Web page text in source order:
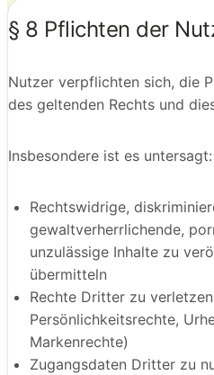
§ 8 Pflichten der
Nutzer verpflichten sich, die
des geltenden Rechts und
Insbesondere ist es untersagt:
Rechtswidrige,
gewaltverherrlichende,
unzulässige Inhalte zu
übermitteln
Rechte Dritter zu
Persönlichkeitsrechte,
Markenrechte)
Zugangsdaten Dritter zu